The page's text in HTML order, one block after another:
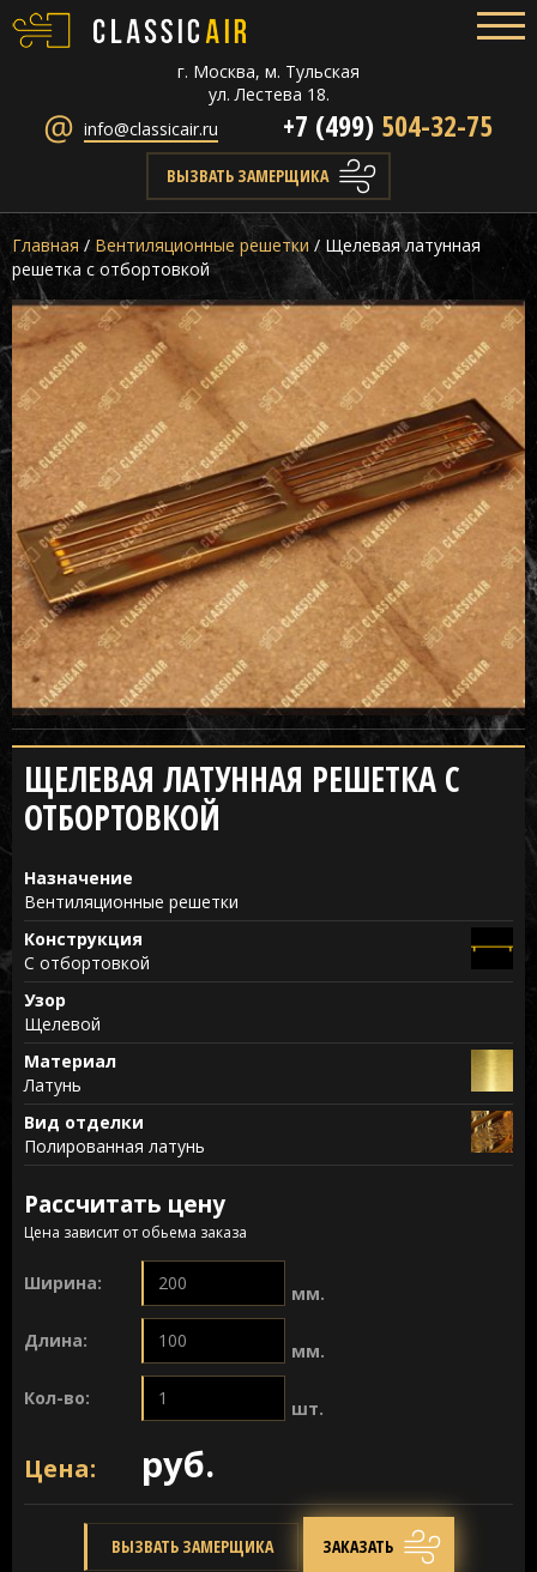
г. Москва, м. Тульская
ул. Лестева 18.
info@classicair.ru
+7 (499) 504-32-75
ВЫЗВАТЬ ЗАМЕРЩИКА
Главная / Вентиляционные решетки/ Щелевая латунная
решетка с отбортовкой
ЩЕЛЕВАЯ ЛАТУННАЯ РЕШЕТКА С
ОТБОРТОВКОЙ
Назначение
Вентиляционные решетки
Конструкция
С отбортовкой
Узор
Щелевой
Материал
Латунь
Вид отделки
Полированная латунь
Рассчитать цену
Цена зависит от обьема заказа
Ширина: мм.
Длина: мм.
Кол-во: шт.
Цена: руб.
ВЫЗВАТЬ ЗАМЕРЩИКА ЗАКАЗАТЬ